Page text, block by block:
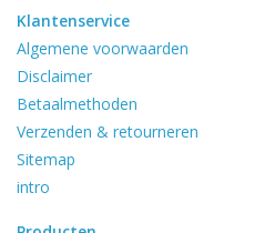
Klantenservice
Algemene voorwaarden
Disclaimer
Betaalmethoden
Verzenden & retourneren
Sitemap
intro